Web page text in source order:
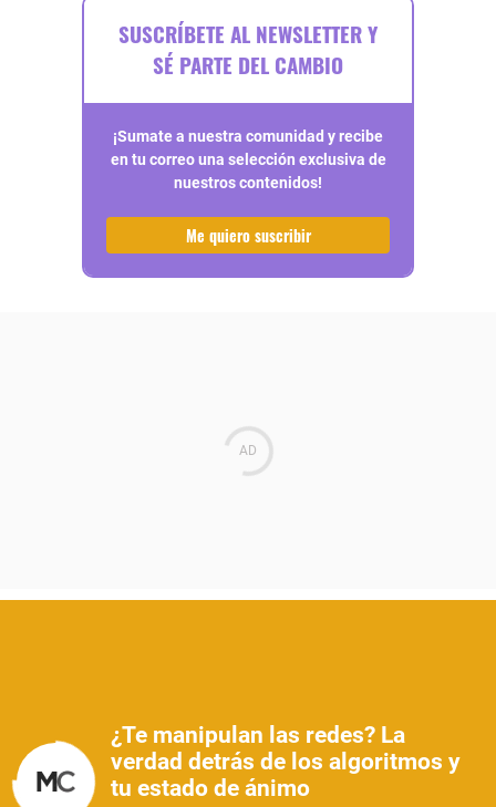
SUSCRÍBETE AL NEWSLETTER Y
SÉ PARTE DEL CAMBIO
¡Sumate a nuestra comunidad y recibe
en tu correo una selección exclusiva de
nuestros contenidos!
Me quiero suscribir
¿Te manipulan las redes? La
verdad detrás de los algoritmos y
tu estado de ánimo